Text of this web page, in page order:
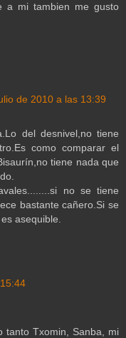
a mi tambien me gusto
de 2010 a las 13:39
del desnivel,no tiene
como comparar el
tiene nada que
no se tiene
bastante cañero.Si se
asequible.
tanto Txomin, Sanba, mi